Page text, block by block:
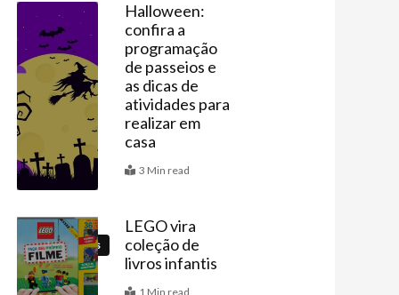
Agenda
Halloween:
confira a
programação
de passeios e
as dicas de
atividades para
realizar em
casa
3 Min read
Brinquedos
LEGO vira
coleção de
livros infantis
1 Min read